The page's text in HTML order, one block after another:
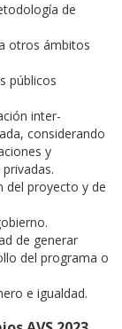
de
otros ámbitos
públicos
inter-
considerando
y
del proyecto y de
de generar
del programa o
e igualdad.